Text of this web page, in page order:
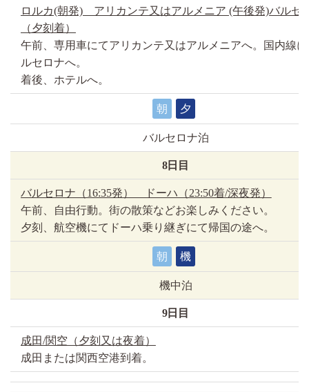
ロルカ(朝発) アリカンテ又はアルメニア (午後発)バルセ
（夕刻着）
午前、専用車にてアリカンテ又はアルメニアへ。国内線
ルセロナへ。
着後、ホテルへ。
朝 夕
バルセロナ泊
8日目
バルセロナ（16:35発） ドーハ（23:50着/深夜発）
午前、自由行動。街の散策などお楽しみください。
夕刻、航空機にてドーハ乗り継ぎにて帰国の途へ。
朝 機
機中泊
9日目
成田/関空（夕刻又は夜着）
成田または関西空港到着。